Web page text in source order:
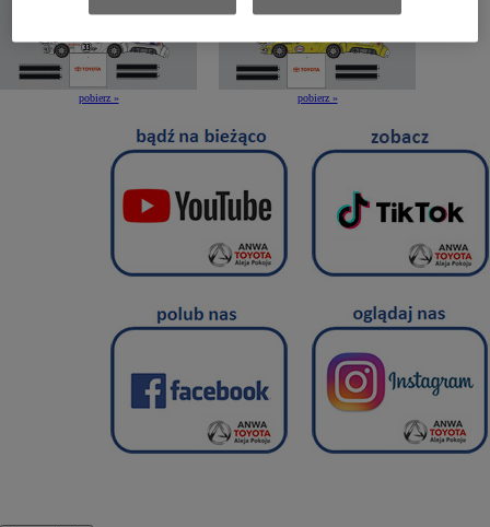
pobierz » pobierz »